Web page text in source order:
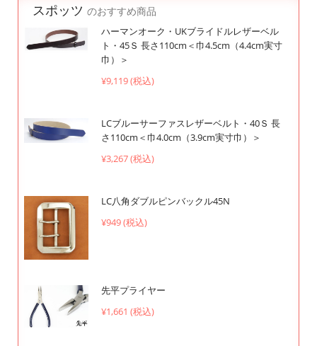
スポッツ のおすすめ商品
ハーマンオーク・UKブライドルレザーベル
ト・45Ｓ 長さ110cm＜巾4.5cm（4.4cm実寸
巾）＞
¥9,119 (税込)
LCブルーサーファスレザーベルト・40Ｓ 長
さ110cm＜巾4.0cm（3.9cm実寸巾）＞
¥3,267 (税込)
LC八角ダブルピンバックル45N
¥949 (税込)
先平プライヤー
¥1,661 (税込)